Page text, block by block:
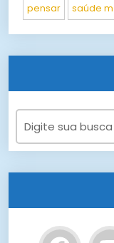
pensar saúde